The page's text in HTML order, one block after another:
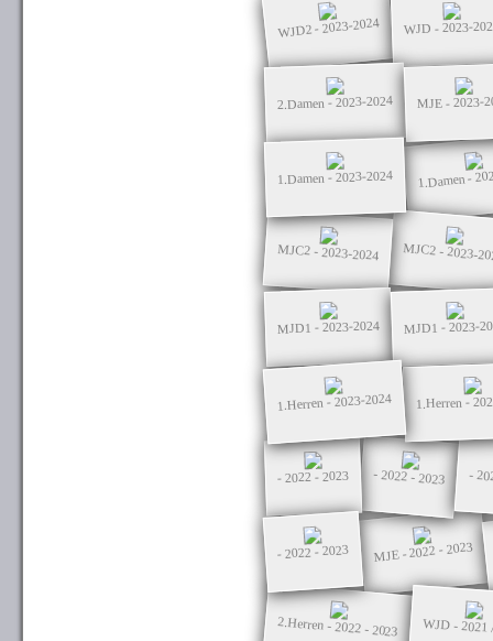
WJD2 - 2023-2024 WJD - 2023-
2.Damen - 2023-2024 MJE - 2023-
1.Damen - 2023-2024 1.Damen -
MJC2 - 2023-2024 MJC2 - 2023-
MJD1 - 2023-2024 MJD1 - 2023-
1.Herren - 2023-2024 1.Herren -
- 2022 - 2023 - 2022 - 2023 -
- 2022 - 2023 MJE - 2022 - 2023
2.Herren - 2022 - 2023 WJD - 2021